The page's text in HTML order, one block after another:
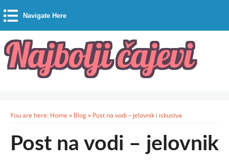
Navigate Here
You are here: Home » Blog» Post na vodi – jelovnik i iskustva
Post na vodi – jelovnik